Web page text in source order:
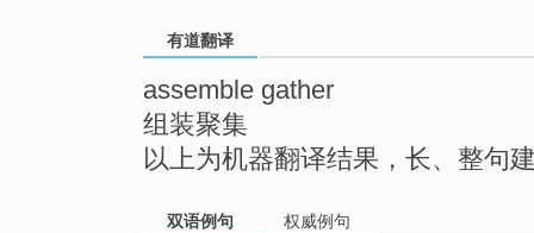
有道翻译
assemble gather
组装聚集
以上为机器翻译结果，长、整句
双语例句 权威例句